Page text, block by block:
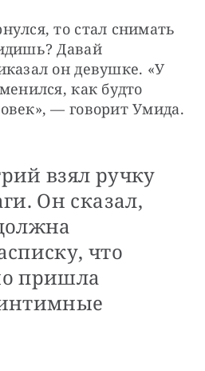
то стал снимать
Давай
он девушке. «У
как будто
— говорит Умида.
взял ручку
Он сказал,
что
пришла